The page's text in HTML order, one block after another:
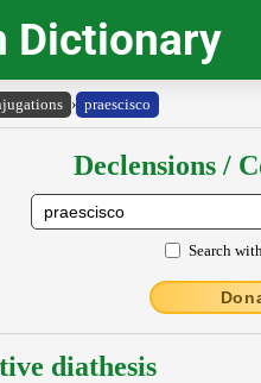
Dictionary
› praescisco
Declensions /
Search
diathesis